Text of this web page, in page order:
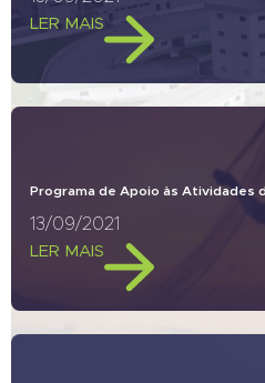
LER MAIS
Programa de Apoio às Atividades
13/09/2021
LER MAIS